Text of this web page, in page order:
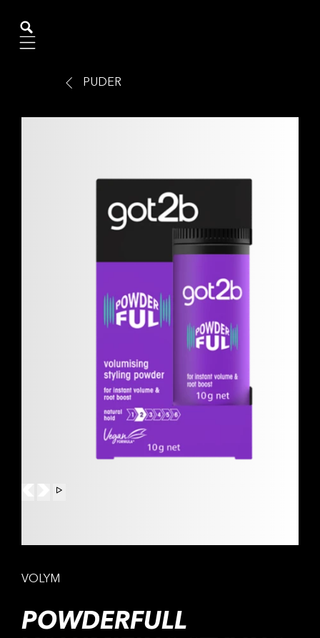
Mobile navigation
PUDER
VOLYM
POWDERFULL